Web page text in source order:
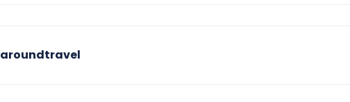
aroundtravel